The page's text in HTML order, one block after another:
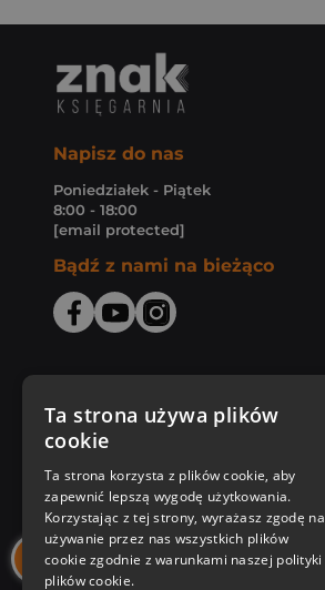
Napisz do nas
Poniedziałek - Piątek
8:00 - 18:00
[email protected]
Bądź z nami na bieżąco
Zakupy u nas
Nasza oferta
Nasi autorzy
Ta strona używa plików
cookie
Ta strona korzysta z plików cookie, aby
zapewnić lepszą wygodę użytkowania.
Korzystając z tej strony, wyrażasz zgodę na
używanie przez nas wszystkich plików
cookie zgodnie z warunkami naszej polityki
plików cookie.